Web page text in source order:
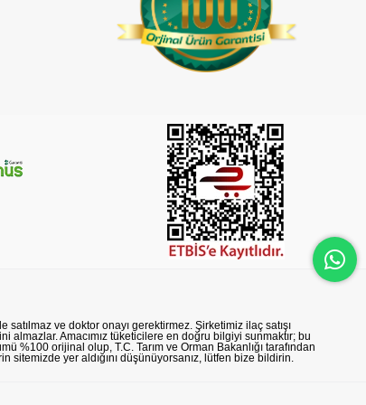
ve doktor onayı gerektirmez. Şirketimiz ilaç satışı
Amacımız tüketicilere en doğru bilgiyi sunmaktır; bu
%100 orijinal olup, T.C. Tarım ve Orman Bakanlığı tarafından
sitemizde yer aldığını düşünüyorsanız, lütfen bize bildirin.